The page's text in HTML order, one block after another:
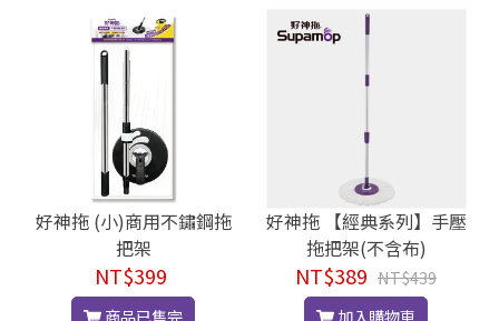
好神拖 (小)商用不鏽鋼拖
把架
NT$399
商品已售完
好神拖 【經典系列】手壓
拖把架(不含布)
NT$389 NT$439
加入購物車